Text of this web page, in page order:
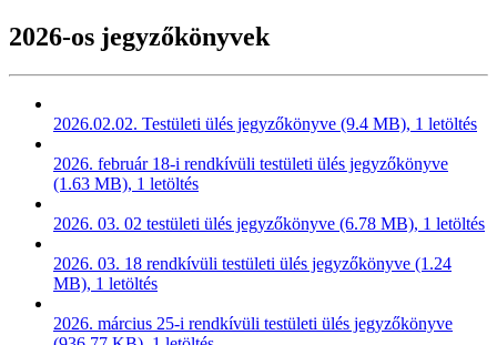
2026-os jegyzőkönyvek
2026.02.02. Testületi ülés jegyzőkönyve (9.4 MB), 1 letöltés
2026. február 18-i rendkívüli testületi ülés jegyzőkönyve
(1.63 MB), 1 letöltés
2026. 03. 02 testületi ülés jegyzőkönyve (6.78 MB), 1 letöltés
2026. 03. 18 rendkívüli testületi ülés jegyzőkönyve (1.24
MB), 1 letöltés
2026. március 25-i rendkívüli testületi ülés jegyzőkönyve